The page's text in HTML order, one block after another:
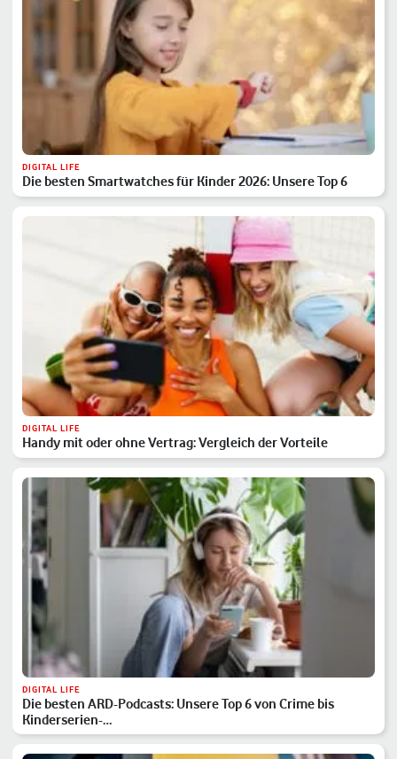
DIGITAL LIFE
Die besten Smartwatches für Kinder 2026: Unsere Top 6
DIGITAL LIFE
Handy mit oder ohne Vertrag: Vergleich der Vorteile
DIGITAL LIFE
Die besten ARD-Podcasts: Unsere Top 6 von Crime bis
Kinderserien-…